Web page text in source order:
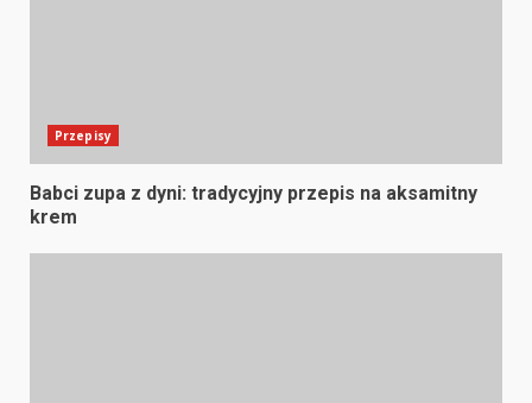
Przepisy
Babci zupa z dyni: tradycyjny przepis na aksamitny
krem